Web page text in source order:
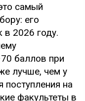
самый
его
в 2026 году.
баллов при
лучше, чем у
на
факультеты в